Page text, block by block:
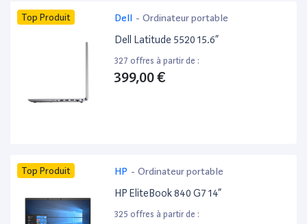
Top Produit Dell - Ordinateur portable
Dell Latitude 5520 15.6”
327 offres à partir de :
399,00 €
Top Produit HP - Ordinateur portable
HP EliteBook 840 G7 14”
325 offres à partir de :